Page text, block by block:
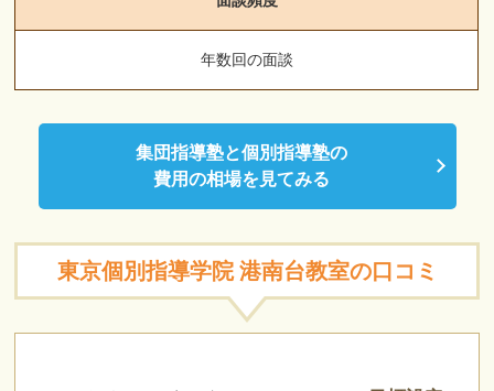
年数回の面談
集団指導塾と個別指導塾の
費用の相場を見てみる
東京個別指導学院 港南台教室の口コミ